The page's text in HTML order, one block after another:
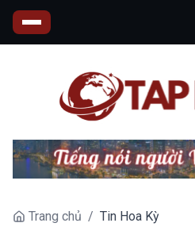
Trang chủ / Tin Hoa Kỳ